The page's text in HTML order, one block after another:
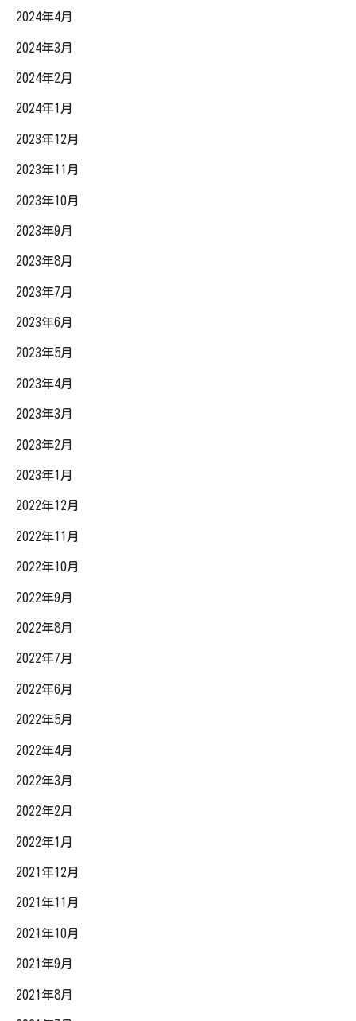
2024年4月
2024年3月
2024年2月
2024年1月
2023年12月
2023年11月
2023年10月
2023年9月
2023年8月
2023年7月
2023年6月
2023年5月
2023年4月
2023年3月
2023年2月
2023年1月
2022年12月
2022年11月
2022年10月
2022年9月
2022年8月
2022年7月
2022年6月
2022年5月
2022年4月
2022年3月
2022年2月
2022年1月
2021年12月
2021年11月
2021年10月
2021年9月
2021年8月